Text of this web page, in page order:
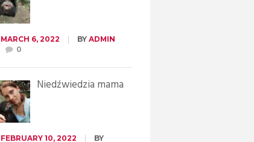
MARCH 6, 2022 BY ADMIN
0
Niedźwiedzia mama
FEBRUARY 10, 2022
BY